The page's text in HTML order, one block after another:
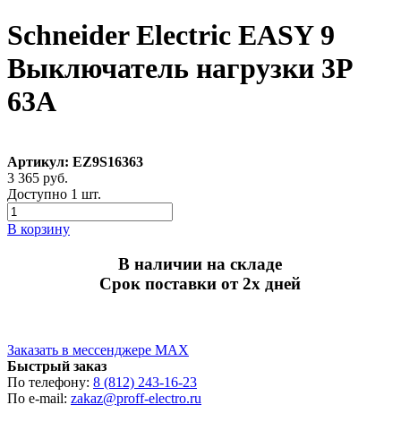
Schneider Electric EASY 9
Выключатель нагрузки 3P
63А
Артикул: EZ9S16363
3 365 руб.
Доступно 1 шт.
В корзину
В наличии на складе
Срок поставки от 2х дней
Заказать в мессенджере MAX
Быстрый заказ
По телефону: 8 (812) 243-16-23
По e-mail: zakaz@proff-electro.ru